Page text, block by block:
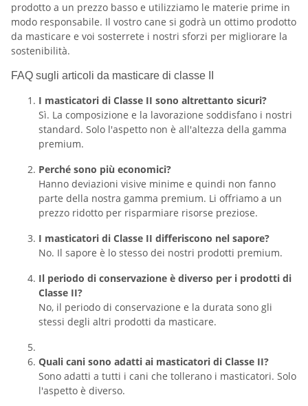
prodotto a un prezzo basso e utilizziamo le materie prime in
modo responsabile. Il vostro cane si godrà un ottimo prodotto
da masticare e voi sosterrete i nostri sforzi per migliorare la
sostenibilità.
FAQ sugli articoli da masticare di classe II
I masticatori di Classe II sono altrettanto sicuri?
Sì. La composizione e la lavorazione soddisfano i nostri
standard. Solo l'aspetto non è all'altezza della gamma
premium.
Perché sono più economici?
Hanno deviazioni visive minime e quindi non fanno
parte della nostra gamma premium. Li offriamo a un
prezzo ridotto per risparmiare risorse preziose.
I masticatori di Classe II differiscono nel sapore?
No. Il sapore è lo stesso dei nostri prodotti premium.
Il periodo di conservazione è diverso per i prodotti di
Classe II?
No, il periodo di conservazione e la durata sono gli
stessi degli altri prodotti da masticare.
Quali cani sono adatti ai masticatori di Classe II?
Sono adatti a tutti i cani che tollerano i masticatori. Solo
l'aspetto è diverso.